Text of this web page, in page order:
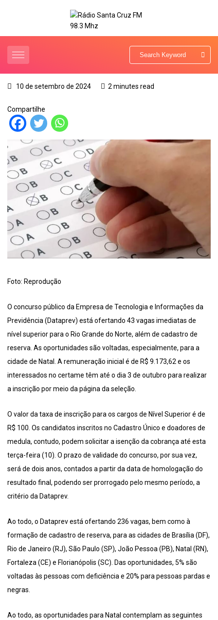
10 de setembro de 2024 2 minutes read
Compartilhe
Foto: Reprodução
O concurso público da Empresa de Tecnologia e Informações da
Previdência (Dataprev) está ofertando 43 vagas imediatas de
nível superior para o Rio Grande do Norte, além de cadastro de
reserva. As oportunidades são voltadas, especialmente, para a
cidade de Natal. A remuneração inicial é de R$ 9.173,62 e os
interessados no certame têm até o dia 3 de outubro para realizar
a inscrição por meio da página da seleção.
O valor da taxa de inscrição para os cargos de Nível Superior é de
R$ 100. Os candidatos inscritos no Cadastro Único e doadores de
medula, contudo, podem solicitar a isenção da cobrança até esta
terça-feira (10). O prazo de validade do concurso, por sua vez,
será de dois anos, contados a partir da data de homologação do
resultado final, podendo ser prorrogado pelo mesmo período, a
critério da Dataprev.
Ao todo, o Dataprev está ofertando 236 vagas, bem como à
formação de cadastro de reserva, para as cidades de Brasília (DF),
Rio de Janeiro (RJ), São Paulo (SP), João Pessoa (PB), Natal (RN),
Fortaleza (CE) e Florianópolis (SC). Das oportunidades, 5% são
voltadas às pessoas com deficiência e 20% para pessoas pardas e
negras.
Ao todo, as oportunidades para Natal contemplam as seguintes